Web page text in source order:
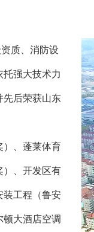
质、消防设
强大技术力
先后荣获山东
、蓬莱体育
）、开发区有
装工程（鲁安
大酒店空调